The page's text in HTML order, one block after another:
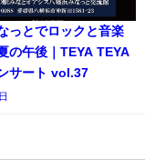
っとでロックと音楽
の午後｜TEYA TEYA
サート vol.37